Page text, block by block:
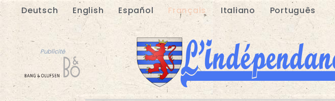
Deutsch English Español Français Italiano Português
Publicité